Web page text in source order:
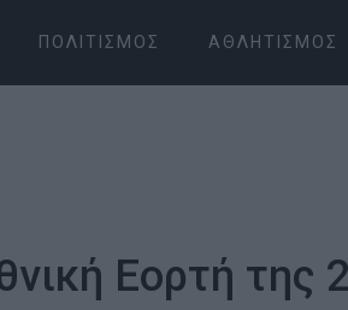
ΠΟΛΙΤΙΣΜΌΣ ΑΘΛΗΤΙΣΜΌΣ
Εορτή της